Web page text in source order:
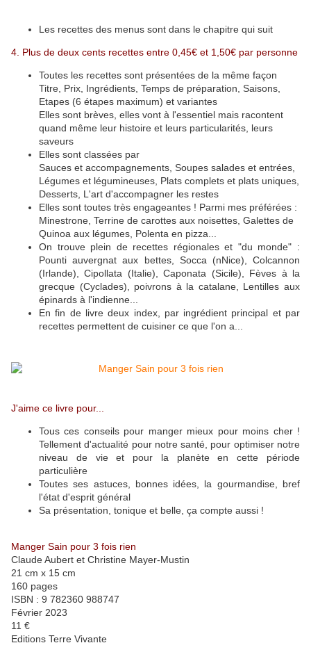
Les recettes des menus sont dans le chapitre qui suit
4. Plus de deux cents recettes entre 0,45€ et 1,50€ par personne
Toutes les recettes sont présentées de la même façon
Titre, Prix, Ingrédients, Temps de préparation, Saisons,
Etapes (6 étapes maximum) et variantes
Elles sont brèves, elles vont à l'essentiel mais racontent
quand même leur histoire et leurs particularités, leurs
saveurs
Elles sont classées par
Sauces et accompagnements, Soupes salades et entrées,
Légumes et légumineuses, Plats complets et plats uniques,
Desserts, L'art d'accompagner les restes
Elles sont toutes très engageantes ! Parmi mes préférées :
Minestrone, Terrine de carottes aux noisettes, Galettes de
Quinoa aux légumes, Polenta en pizza...
On trouve plein de recettes régionales et "du monde" :
Pounti auvergnat aux bettes, Socca (nNice), Colcannon
(Irlande), Cipollata (Italie), Caponata (Sicile), Fèves à la
grecque (Cyclades), poivrons à la catalane, Lentilles aux
épinards à l'indienne...
En fin de livre deux index, par ingrédient principal et par
recettes permettent de cuisiner ce que l'on a...
J'aime ce livre pour...
Tous ces conseils pour manger mieux pour moins cher !
Tellement d'actualité pour notre santé, pour optimiser notre
niveau de vie et pour la planète en cette période
particulière
Toutes ses astuces, bonnes idées, la gourmandise, bref
l'état d'esprit général
Sa présentation, tonique et belle, ça compte aussi !
Manger Sain pour 3 fois rien
Claude Aubert et Christine Mayer-Mustin
21 cm x 15 cm
160 pages
ISBN : 9 782360 988747
Février 2023
11 €
Editions Terre Vivante